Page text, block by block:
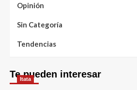
Opinión
Sin Categoría
Tendencias
Te pueden interesar
Itata